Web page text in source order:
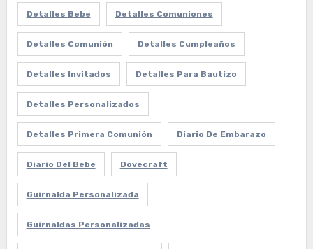
Detalles Bebe Detalles Comuniones
Detalles Comunión Detalles Cumpleaños
Detalles Invitados Detalles Para Bautizo
Detalles Personalizados
Detalles Primera Comunión Diario De Embarazo
Diario Del Bebe Dovecraft
Guirnalda Personalizada
Guirnaldas Personalizadas